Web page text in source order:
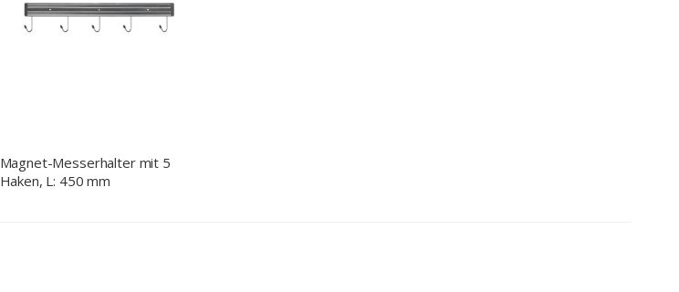
Magnet-Messerhalter mit 5
Haken, L: 450 mm